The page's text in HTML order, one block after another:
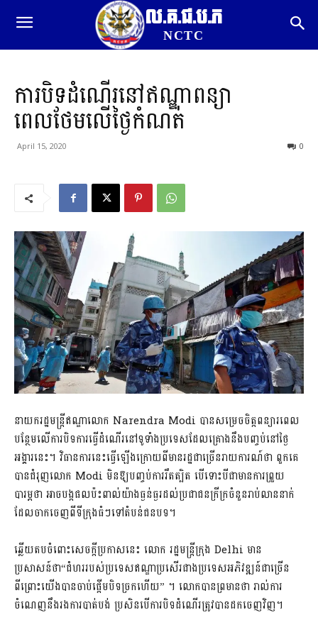
ល.គ.ជ.ប.ភ
NCTC
ការបិទដំណើរនៅឥណ្ឌាពន្យា
ពេលថែមលើថ្ងៃកំណត់
April 15, 2020 0
នាយករដ្ឋមន្រ្តីឥណ្ឌាលោក Narendra Modi បានសម្រេចចិត្តពន្យារពេល
បន្ថែមលើការបិទការធ្វើដំណើរនៅទូទាំងប្រទេសដែលគ្រោងនឹងបញ្ចប់នៅថ្ងៃ
អង្គារនេះ។ វិធានការនេះធ្វើឡើងក្រោយពីមានរដ្ឋជាច្រើនរាយការណ៍ថា ពួកគេ
បានជំរុញលោក Modi មិនឱ្យបញ្ចប់ការរឹតត្បិត បើទោះបីជាមានការព្រួយ
បារម្ភថា អាចបង្កផលប៉ះពាល់យ៉ាងធ្ងន់ធ្ងរដល់ប្រជាជនក្រីក្រចំនួនរាប់លាននាក់
ដែលចាកចេញពីទីក្រុងធំៗទៅតំបន់ជនបទ។
ឆ្លើយតបចំពោះសេចក្តីប្រកាសនេះ លោក រដ្ឋមន្រ្តីក្រុង Delhi មាន
ប្រសាសន៍ថា“ជំហររបស់ប្រទេសឥណ្ឌាប្រសើរជាងប្រទេសអភិវឌ្ឍន៍ជាច្រើន
ពីព្រោះយើងបានចាប់ផ្តើមបិទច្រកហើយ” ។ លោកបានព្រមានថា រាល់ការ
ចំណេញនឹងរងការបាត់បង់ ប្រសិនបើការបិទដំណើរត្រូវបានដកចេញវិញ។